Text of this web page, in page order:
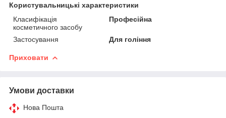
Користувальницькі характеристики
Класифікація
косметичного засобу
Професійна
Застосування Для гоління
Приховати
Умови доставки
Нова Пошта